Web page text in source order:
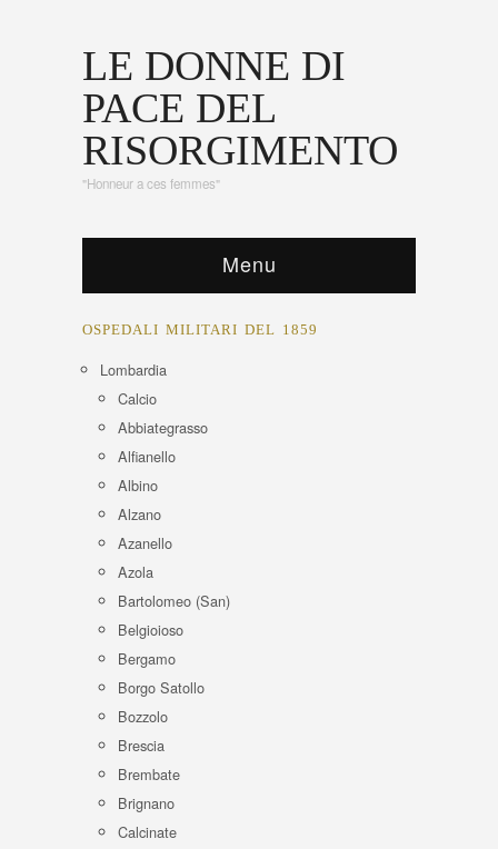
LE DONNE DI
PACE DEL
RISORGIMENTO
"Honneur a ces femmes"
Menu
OSPEDALI MILITARI DEL 1859
Lombardia
Calcio
Abbiategrasso
Alfianello
Albino
Alzano
Azanello
Azola
Bartolomeo (San)
Belgioioso
Bergamo
Borgo Satollo
Bozzolo
Brescia
Brembate
Brignano
Calcinate